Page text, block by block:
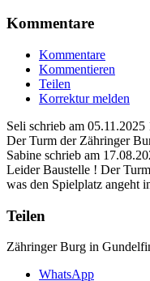
Kommentare
Kommentare
Kommentieren
Teilen
Korrektur melden
Seli schrieb am 05.11.2025
Der Turm der Zähringer
Sabine schrieb am
Leider Baustelle ! Der
was den Spielplatz angeht
Teilen
Zähringer Burg in
WhatsApp